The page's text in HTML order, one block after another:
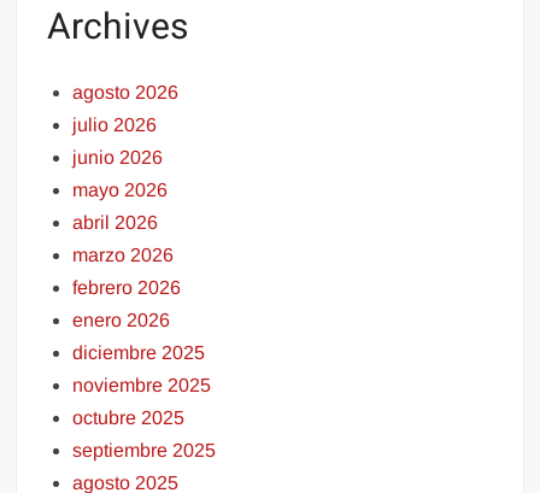
Archives
agosto 2026
julio 2026
junio 2026
mayo 2026
abril 2026
marzo 2026
febrero 2026
enero 2026
diciembre 2025
noviembre 2025
octubre 2025
septiembre 2025
agosto 2025